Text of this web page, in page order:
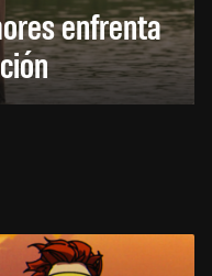
enfrenta